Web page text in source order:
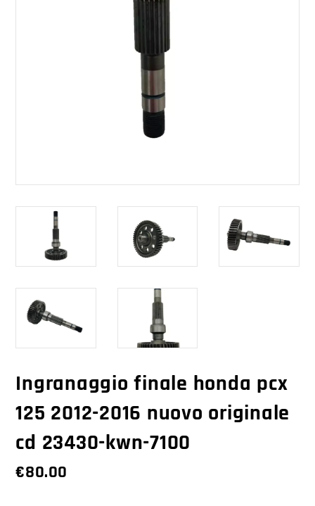
Ingranaggio finale honda pcx
125 2012-2016 nuovo originale
cd 23430-kwn-7100
€80.00